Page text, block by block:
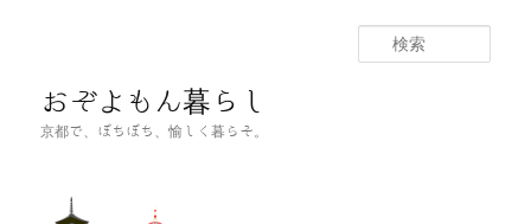
おぞよもん暮らし
京都で、ぼちぼち、愉しく暮らそ。
索